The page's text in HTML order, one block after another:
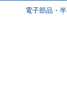
電子部品・